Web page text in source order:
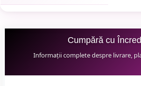
Cumpără cu
Informații complete despre livrare,